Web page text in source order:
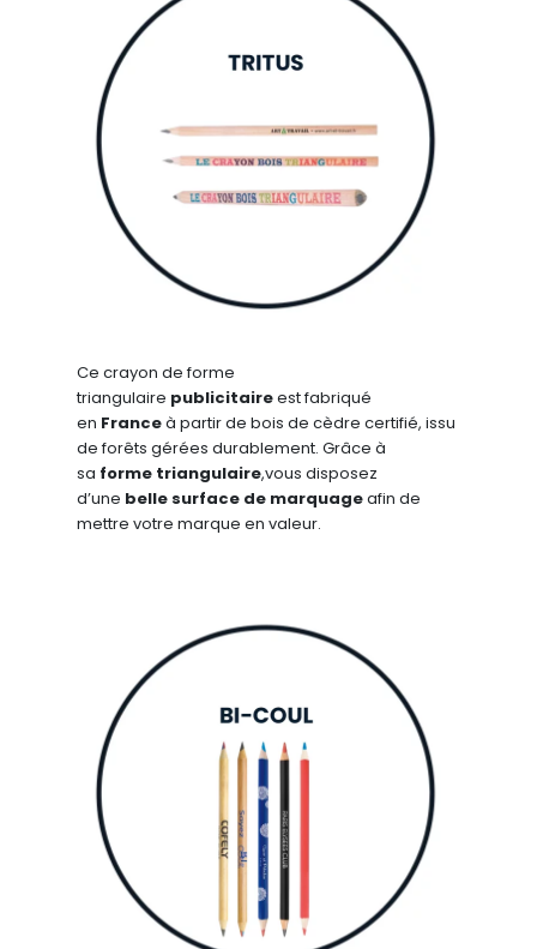
Ce crayon de forme
triangulaire publicitaireest fabriqué
en Franceà partir de bois de cèdre certifié, issu
de forêts gérées durablement. Grâce à
sa forme triangulaire,vous disposez
d’une belle surface de marquageafin de
mettre votre marque en valeur.